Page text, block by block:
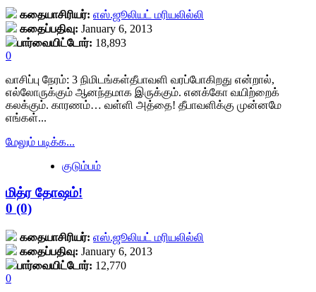
class="yasr-
vv-
stars-
title-
class='yasr-
stars-
title
stars'
id='yasr-
visitor-
votes-
readonly-
data-
rating='0'
data-
rater-
கதையாசிரியர்: எஸ்.ஜூலியட் மரியலில்லி
கதைப்பதிவு: January 6, 2013
பார்வையிட்டோர்: 18,893
0
வாசிப்பு நேரம்: 3 நிமிடங்கள்தீபாவளி வரப்போகிறது என்றால்,
எல்லோருக்கும் ஆனந்தமாக இருக்கும். எனக்கோ வயிற்றைக்
கலக்கும். காரணம்… வள்ளி அத்தை! தீபாவளிக்கு முன்னமே
எங்கள்...
மேலும் படிக்க...
about
அத்தை<div
stars-
title-
container">
<div
குடும்பம்
மித்ர தோஷம்!
0 (0)
கதையாசிரியர்: எஸ்.ஜூலியட் மரியலில்லி
கதைப்பதிவு: January 6, 2013
பார்வையிட்டோர்: 12,770
0